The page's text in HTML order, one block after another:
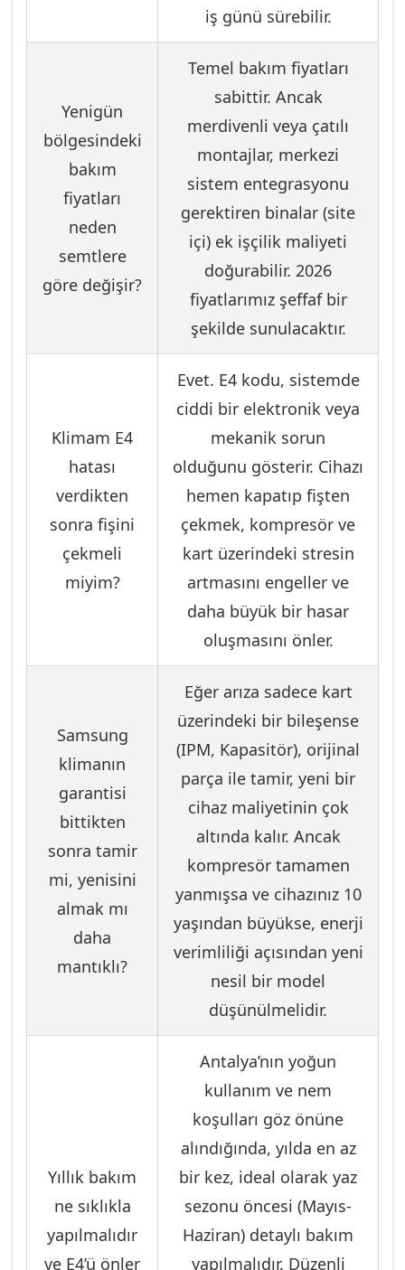
iş günü sürebilir.
Yenigün
bölgesindeki
bakım
fiyatları
neden
semtlere
göre değişir?
Temel bakım fiyatları
sabittir. Ancak
merdivenli veya çatılı
montajlar, merkezi
sistem entegrasyonu
gerektiren binalar (site
içi) ek işçilik maliyeti
doğurabilir. 2026
fiyatlarımız şeffaf bir
şekilde sunulacaktır.
Klimam E4
hatası
verdikten
sonra fişini
çekmeli
miyim?
Evet. E4 kodu, sistemde
ciddi bir elektronik veya
mekanik sorun
olduğunu gösterir. Cihazı
hemen kapatıp fişten
çekmek, kompresör ve
kart üzerindeki stresin
artmasını engeller ve
daha büyük bir hasar
oluşmasını önler.
Samsung
klimanın
garantisi
bittikten
sonra tamir
mi, yenisini
almak mı
daha
mantıklı?
Eğer arıza sadece kart
üzerindeki bir bileşense
(IPM, Kapasitör), orijinal
parça ile tamir, yeni bir
cihaz maliyetinin çok
altında kalır. Ancak
kompresör tamamen
yanmışsa ve cihazınız 10
yaşından büyükse, enerji
verimliliği açısından yeni
nesil bir model
düşünülmelidir.
Yıllık bakım
ne sıklıkla
yapılmalıdır
ve E4’ü önler
Antalya’nın yoğun
kullanım ve nem
koşulları göz önüne
alındığında, yılda en az
bir kez, ideal olarak yaz
sezonu öncesi (Mayıs-
Haziran) detaylı bakım
yapılmalıdır. Düzenli